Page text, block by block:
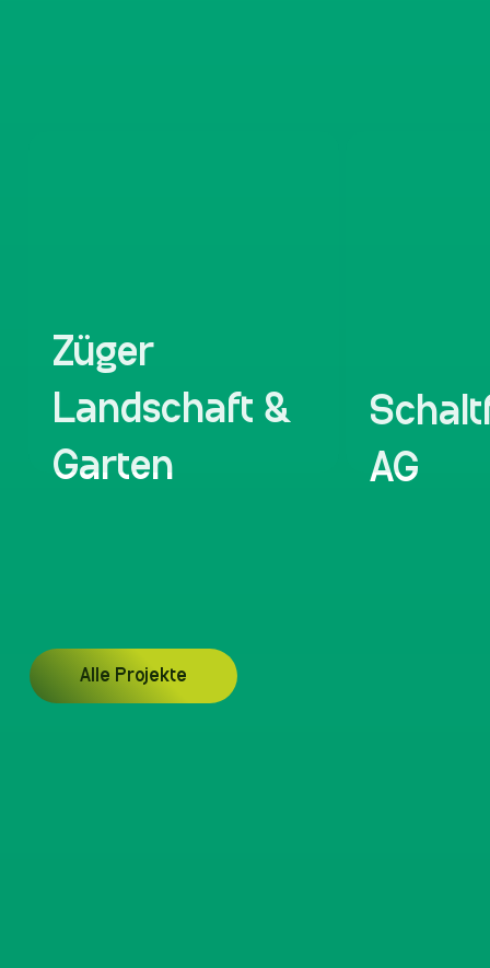
Alle Projekte
Züger
Landschaft &
Garten
AG